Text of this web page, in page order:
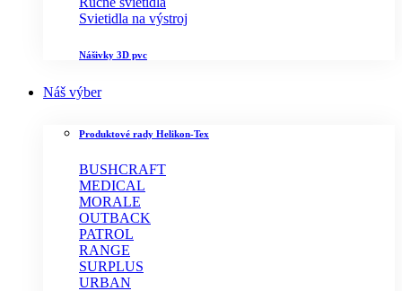
Svietidla na výstroj
Nášivky 3D pvc
Náš výber
Produktové rady Helikon-Tex
BUSHCRAFT
MEDICAL
MORALE
OUTBACK
PATROL
RANGE
SURPLUS
URBAN